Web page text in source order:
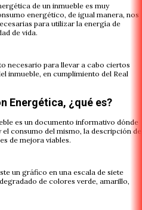
de un inmueble es muy
energético, de igual manera, nos
para utilizar la energía de
de vida.
necesario para llevar a cabo ciertos
inmueble, en cumplimiento del Real
Energética, ¿qué es?
es un documento informativo dónde
consumo del mismo, la descripción de
de mejora viables.
un gráfico en una escala de siete
de colores verde, amarillo,